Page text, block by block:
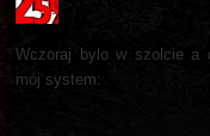
Wczoraj bylo w szolcie a
mój system: